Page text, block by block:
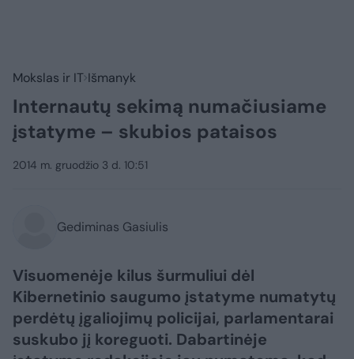
Mokslas ir IT Išmanyk
Internautų sekimą numačiusiame
įstatyme – skubios pataisos
2014 m. gruodžio 3 d. 10:51
Gediminas Gasiulis
Visuomenėje kilus šurmuliui dėl
Kibernetinio saugumo įstatyme numatytų
perdėtų įgaliojimų policijai, parlamentarai
suskubo jį koreguoti. Dabartinėje